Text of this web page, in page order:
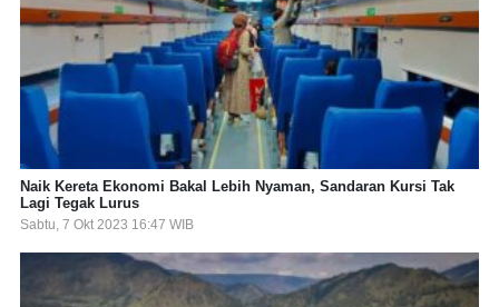
Naik Kereta Ekonomi Bakal Lebih Nyaman, Sandaran Kursi Tak
Lagi Tegak Lurus
Sabtu, 7 Okt 2023 16:47 WIB